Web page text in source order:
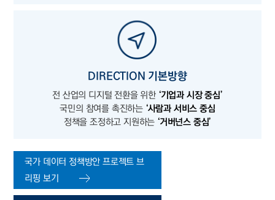
DIRECTION 기본방향
전 산업의 디지털 전환을 위한 ‘기업과 시장 중심’
국민의 참여를 촉진하는 ‘사람과 서비스 중심
정책을 조정하고 지원하는 ‘거버넌스 중심’
국가 데이터 정책방안 프로젝트 브
리핑 보기